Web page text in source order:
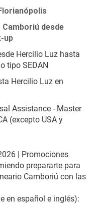
desde
up
Hercilio Luz hasta
tipo SEDAN
Hercilio Luz en
Assistance - Master
(excepto USA y
| Promociones
prepararte para
Camboriú con las
en español e inglés):